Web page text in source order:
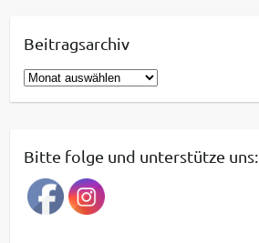
Beitragsarchiv
B
e
r
a
g
Bitte folge und unterstütze uns: